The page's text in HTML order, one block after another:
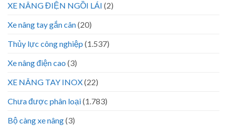
XE NÂNG ĐIỆN NGỒI LÁI (2)
Xe nâng tay gắn cân(20)
Thủy lực công nghiệp (1.537)
Xe nâng điện cao (3)
XE NÂNG TAY INOX(22)
Chưa được phân loại(1.783)
Bộ càng xe nâng(3)